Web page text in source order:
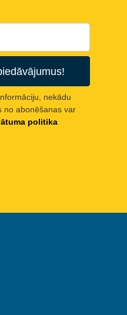
nekādu
no abonēšanas var
politika